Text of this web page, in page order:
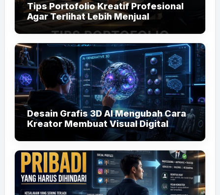
Tips Portofolio Kreatif Profesional
Agar Terlihat Lebih Menjual
Desain Grafis 3D AI Mengubah Cara
Kreator Membuat Visual Digital